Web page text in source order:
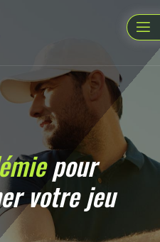
pour
votre jeu